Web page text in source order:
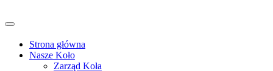
do
Przełącz
Strona główna
Nasze Koło
Zarząd Koła